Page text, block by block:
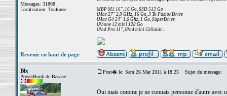
Messages: 31868
Localisation: Toulouse
MBP M1 16", 16 Go, SSD 512 Go
iMac 27" 2,9 GHz, 16 Go, 3 To FusionDrive
iMac G4 24" 1,6 Ghz, 1 Go, SuperDrive
iPhone 12 mini 128 Go
iPad Pro 11", iPad mini Cellular...
Revenir en haut de page
Blx
PowerBook de Basane
Post� le: Sam 26 Mar 2011 à 18:25 Sujet du message:
Oui mais comme je ne connais personne d'autre avec